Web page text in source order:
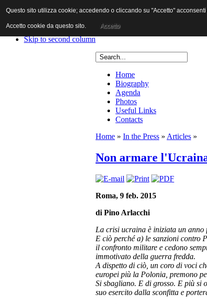
Skip to content
Skip to first column
Skip to second column
Home
Biography
Agenda
Photos
Useful Links
Contacts
Home » In the Press » Articles »
Non armare
Roma, 9 feb. 2015
di Pino Arlacchi
La crisi ucraina è iniziata un anno
E ciò perché a) le sanzioni contro
il confronto militare e cedono
immotivato della guerra fredda.
A dispetto di ciò, un coro di voci
europei più la Polonia, premono
Si sbagliano. E di grosso. E più si
suo esercito dalla sconfitta e
Questo sito utilizza cookie; accedendo o cliccando su "Accetto"
Accetto cookie da questo sito. Accetto